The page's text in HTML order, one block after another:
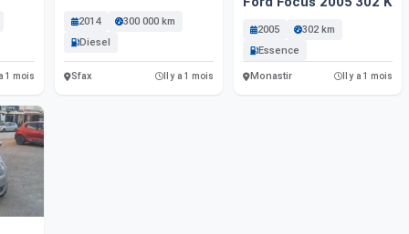
a 1 mois
2014
300 000 km
Diesel
Sfax Il y a 1 mois
2005
302 km
Essence
Monastir Il y a 1 mois